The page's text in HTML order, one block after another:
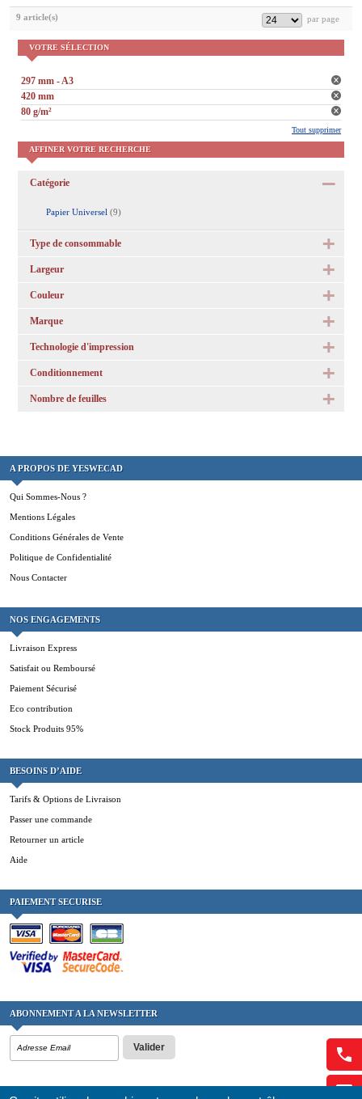
VOTRE SÉLECTION
297 mm - A3
420 mm
80 g/m²
Tout supprimer
AFFINER VOTRE RECHERCHE
Catégorie
Papier Universel (9)
Type de consommable
Largeur
Couleur
Marque
Technologie d'impression
Conditionnement
Nombre de feuilles
9 article(s)
A PROPOS DE YESWECAD
Qui Sommes-Nous ?
Mentions Légales
Conditions Générales de Vente
Politique de Confidentialité
Nous Contacter
NOS ENGAGEMENTS
Livraison Express
Satisfait ou Remboursé
Paiement Sécurisé
Eco contribution
Stock Produits 95%
BESOINS D’AIDE
Tarifs & Options de Livraison
Passer une commande
Retourner un article
Aide
PAIEMENT SECURISE
ABONNEMENT A LA NEWSLETTER
Valider